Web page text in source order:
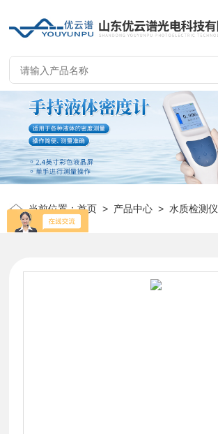
当前位置：首页 > 产品中心 >水质检测仪